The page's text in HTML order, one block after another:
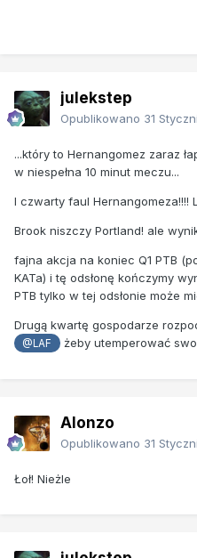
julekstep
Opublikowano 31
...który to Hernangomez zaraz
w niespełna 10 minut meczu...
I czwarty faul Hernangomeza!!!!
Brook niszczy Portland! ale
fajna akcja na koniec Q1 PTB
KATa) i tę odsłonę kończymy
PTB tylko w tej odsłonie może
Drugą kwartę gospodarze
@LAF żeby utemperować
Alonzo
Opublikowano 31
Łoł! Nieżle